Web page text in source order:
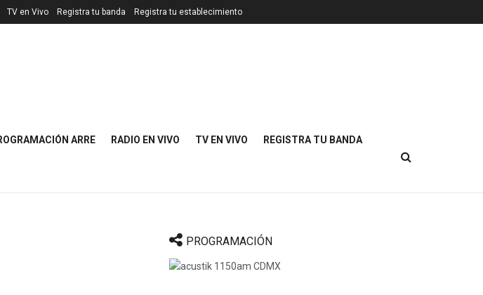
TV en Vivo Registra tu banda Registra tu establecimiento
ARRE RADIO EN VIVO TV EN VIVO REGISTRA TU BANDA
PROGRAMACIÓN